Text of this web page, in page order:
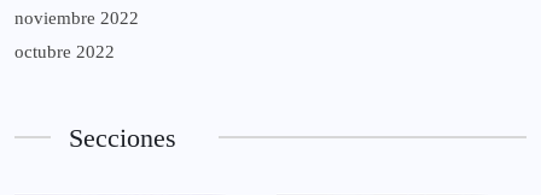
noviembre 2022
octubre 2022
Secciones